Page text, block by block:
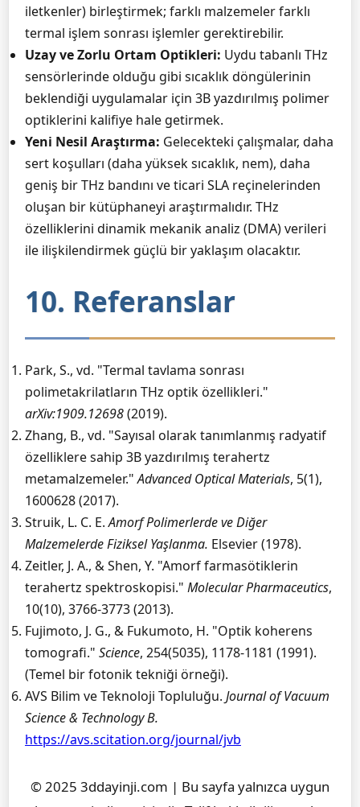
iletkenler) birleştirmek; farklı malzemeler farklı
termal işlem sonrası işlemler gerektirebilir.
Uzay ve Zorlu Ortam Optikleri: Uydu tabanlı THz
sensörlerinde olduğu gibi sıcaklık döngülerinin
beklendiği uygulamalar için 3B yazdırılmış polimer
optiklerini kalifiye hale getirmek.
Yeni Nesil Araştırma: Gelecekteki çalışmalar, daha
sert koşulları (daha yüksek sıcaklık, nem), daha
geniş bir THz bandını ve ticari SLA reçinelerinden
oluşan bir kütüphaneyi araştırmalıdır. THz
özelliklerini dinamik mekanik analiz (DMA) verileri
ile ilişkilendirmek güçlü bir yaklaşım olacaktır.
10. Referanslar
Park, S., vd. "Termal tavlama sonrası
polimetakrilatların THz optik özellikleri."
arXiv:1909.12698(2019).
Zhang, B., vd. "Sayısal olarak tanımlanmış radyatif
özelliklere sahip 3B yazdırılmış terahertz
metamalzemeler."Advanced Optical Materials, 5(1),
1600628 (2017).
Struik, L. C. E.Amorf Polimerlerde ve Diğer
Malzemelerde Fiziksel Yaşlanma. Elsevier (1978).
Zeitler, J. A., & Shen, Y. "Amorf farmasötiklerin
terahertz spektroskopisi." Molecular Pharmaceutics,
10(10), 3766-3773 (2013).
Fujimoto, J. G., & Fukumoto, H. "Optik koherens
tomografi." Science, 254(5035), 1178-1181 (1991).
(Temel bir fotonik tekniği örneği).
AVS Bilim ve Teknoloji Topluluğu. Journal of Vacuum
Science & Technology B.
https://avs.scitation.org/journal/jvb
© 2025 3ddayinji.com | Bu sayfa yalnızca uygun